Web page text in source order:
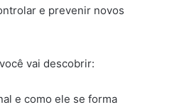
e prevenir novos
vai descobrir:
e como ele se forma